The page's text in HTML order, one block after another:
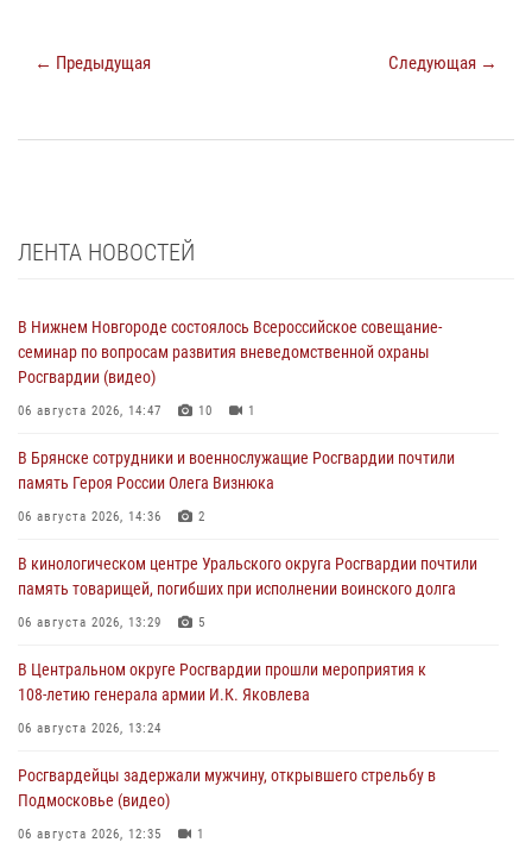
← Предыдущая Следующая →
ЛЕНТА НОВОСТЕЙ
В Нижнем Новгороде состоялось Всероссийское совещание-
семинар по вопросам развития вневедомственной охраны
Росгвардии (видео)
06 августа 2026, 14:47 10 1
В Брянске сотрудники и военнослужащие Росгвардии почтили
память Героя России Олега Визнюка
06 августа 2026, 14:36 2
В кинологическом центре Уральского округа Росгвардии почтили
память товарищей, погибших при исполнении воинского долга
06 августа 2026, 13:29 5
В Центральном округе Росгвардии прошли мероприятия к
108‑летию генерала армии И.К. Яковлева
06 августа 2026, 13:24
Росгвардейцы задержали мужчину, открывшего стрельбу в
Подмосковье (видео)
06 августа 2026, 12:35 1